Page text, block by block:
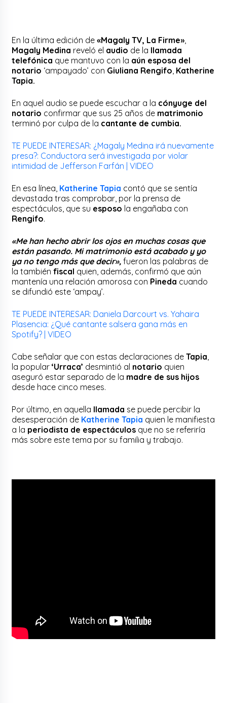
En la última edición de «Magaly TV, La Firme»
Magaly Medina reveló el audio de la llamada
telefónica que mantuvo con la aún esposa del
notario ‘ampayado’ con Giuliana Rengifo Katherine
Tapia.
En aquel audio se puede escuchar a la cónyuge del
notario confirmar que sus 25 años de matrimonio
terminó por culpa de la cantante de cumbia.
TE PUEDE INTERESAR: ¿Magaly Medina irá nuevamente
presa?: Conductora será investigada por violar
intimidad de Jefferson Farfán | VIDEO
En esa línea, Katherine Tapia contó que se sentía
devastada tras comprobar, por la prensa de
espectáculos, que su esposo la engañaba con
Rengifo.
«Me han hecho abrir los ojos en muchas cosas que
están pasando. Mi matrimonio está acabado y yo
ya no tengo más que decir», fueron las palabras de
la tambiénfiscal quien, además, confirmó que aún
mantenía una relación amorosa con Pineda cuando
se difundió este ‘ampay’.
TE PUEDE INTERESAR: Daniela Darcourt vs. Yahaira
Plasencia: ¿Qué cantante salsera gana más en
Spotify? | VIDEO
Cabe señalar que con estas declaraciones deTapia
la popular ‘Urraca’ desmintió al notario quien
aseguró estar separado de la madre de sus hijos
desde hace cinco meses.
Por último, en aquella llamada se puede percibir la
desesperación de Katherine Tapia quien le manifiesta
a la periodista de espectáculos que no se referiría
más sobre este tema por su familia y trabajo.